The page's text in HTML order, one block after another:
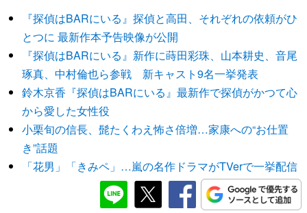
『探偵はBARにいる』探偵と高田、それぞれの依頼がひ
とつに 最新作本予告映像が公開
『探偵はBARにいる』新作に蒔田彩珠、山本耕史、音尾
琢真、中村倫也ら参戦 新キャスト9名一挙発表
鈴木京香『探偵はBARにいる』最新作で探偵がかつて心
から愛した女性役
小栗旬の信長、髭たくわえ怖さ倍増…家康への“お仕置
き”話題
「花男」「きみペ」…嵐の名作ドラマがTVerで一挙配信